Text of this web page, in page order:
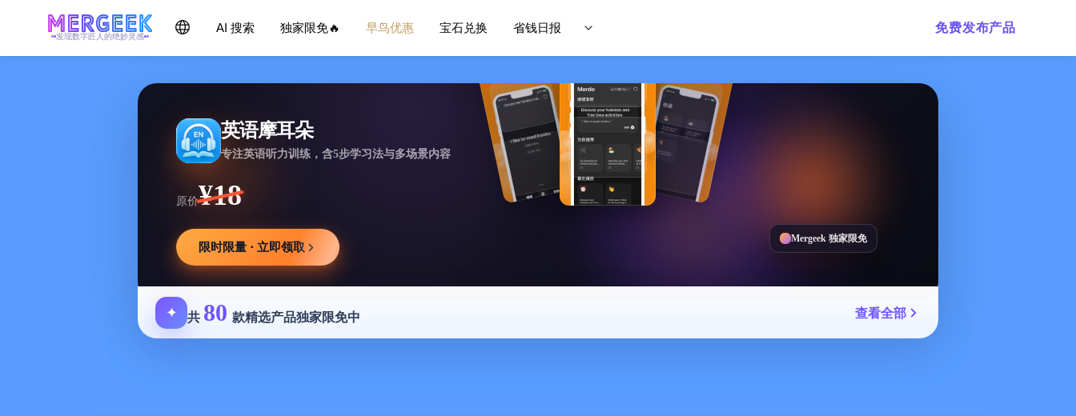
发现数字匠人的绝妙灵感
AI 搜索 独家限免🔥 早鸟优惠 宝石兑换 省钱日报 免费发布产品
英语摩耳朵
专注英语听力训练，含5步学习法与多场景内容
原价¥18
限时限量 · 立即领取
Mergeek 独家限免
✦ 共 80 款精选产品独家限免中 查看全部